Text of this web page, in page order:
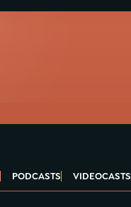
PODCASTS VIDEOCASTS